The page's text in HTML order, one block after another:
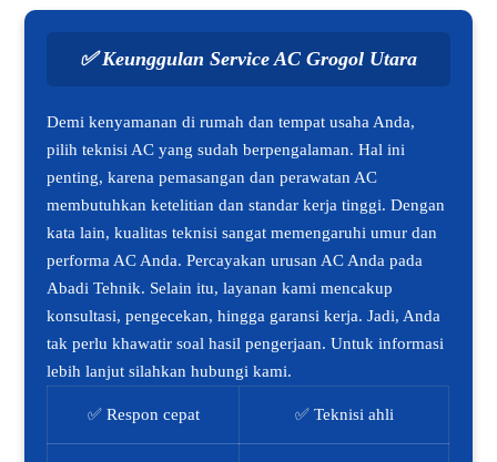
✅Keunggulan Service AC Grogol Utara
Demi kenyamanan di rumah dan tempat usaha Anda,
pilih teknisi AC yang sudah berpengalaman. Hal ini
penting, karena pemasangan dan perawatan AC
membutuhkan ketelitian dan standar kerja tinggi. Dengan
kata lain, kualitas teknisi sangat memengaruhi umur dan
performa AC Anda. Percayakan urusan AC Anda pada
Abadi Tehnik. Selain itu, layanan kami mencakup
konsultasi, pengecekan, hingga garansi kerja. Jadi, Anda
tak perlu khawatir soal hasil pengerjaan. Untuk informasi
lebih lanjut silahkan hubungi kami.
✅ Respon cepat ✅ Teknisi ahli